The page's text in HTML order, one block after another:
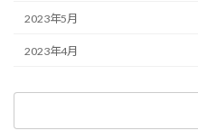
2023年5月
2023年4月